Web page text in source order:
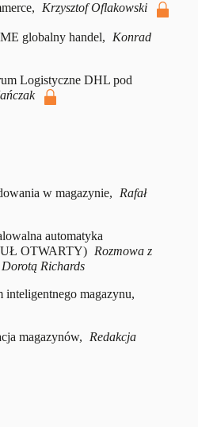
Krzysztof Oflakowski
globalny handel,
Konrad
Logistyczne DHL pod
w magazynie,
Rafał
automatyka
OTWARTY) Rozmowa z
Richards
magazynu,
magazynów,
Redakcja